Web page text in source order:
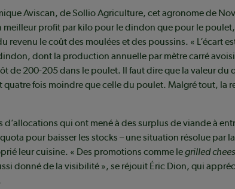
Aviscan, de Sollio Agriculture, cet agronome de
meilleur profit par kilo pour le dindon que pour le
revenu le coût des moulées et des poussins. « L’écart
dont la production annuelle par mètre carré
de 200-205 dans le poulet. Il faut dire que la valeur du
quatre fois moindre que celle du poulet. Malgré tout, la
d’allocations qui ont mené à des surplus de viande à
pour baisser les stocks – une situation résolue par
leur cuisine. « Des promotions comme legrilled
donné de la visibilité », se réjouit Éric Dion, qui